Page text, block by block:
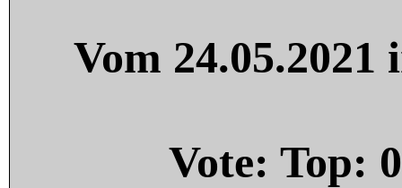
Vom
Vote: Top: 0